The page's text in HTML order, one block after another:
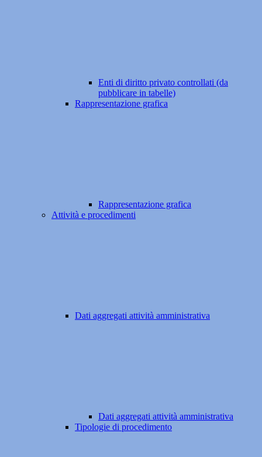
Enti di diritto privato controllati (da
pubblicare in tabelle)
Rappresentazione grafica
Rappresentazione grafica
Attività e procedimenti
Dati aggregati attività amministrativa
Dati aggregati attività amministrativa
Tipologie di procedimento